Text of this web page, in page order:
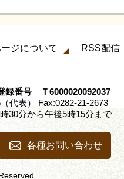
ジについて RSS配信
番号 Ｔ6000020092037
代表） Fax:0282-21-2673
30分から午後5時15分まで
各種お問い合わせ